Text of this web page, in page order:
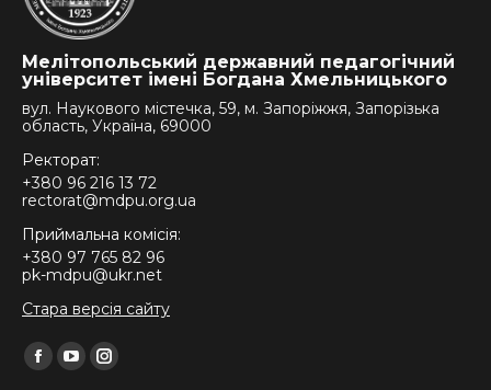
Мелітопольський державний педагогічний
університет імені Богдана Хмельницького
вул. Наукового містечка, 59, м. Запоріжжя, Запорізька
область, Україна, 69000
Ректорат:
+380 96 216 13 72
rectorat@mdpu.org.ua
Приймальна комісія:
+380 97 765 82 96
pk-mdpu@ukr.net
Стара версія сайту
Find us on:
Facebook
YouTubeInstagram